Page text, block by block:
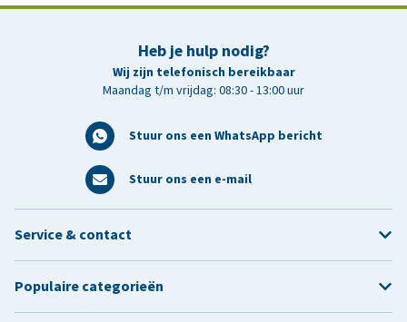
Heb je hulp nodig?
Wij zijn telefonisch bereikbaar
Maandag t/m vrijdag: 08:30 - 13:00 uur
Stuur ons een WhatsApp bericht
Stuur ons een e-mail
Service & contact
Populaire categorieën